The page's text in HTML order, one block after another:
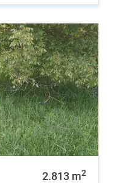
2.813 m2